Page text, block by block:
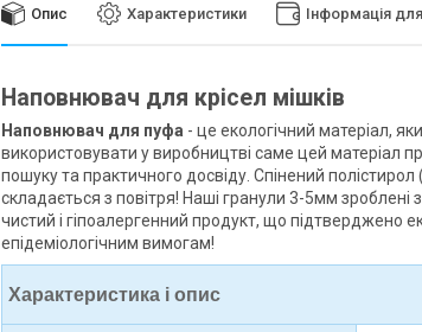
Опис Характеристики Інформація
Наповнювач для крісел мішків
Наповнювач для пуфа - це екологічний матеріал,
використовувати у виробництві саме цей матеріал
пошуку та практичного досвіду. Спінений полістирол
складається з повітря! Наші гранули 3-5мм зроблені
чистий і гіпоалергенний продукт, що підтверджено
епідеміологічним вимогам!
Характеристика і опис